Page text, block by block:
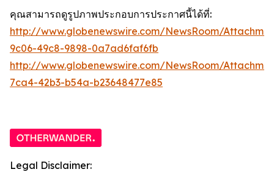
คุณสามารถดูรูปภาพประกอบการประกาศนี้ได้ที่:
http://www.globenewswire.com/NewsRoom/
9c06-49c8-9898-0a7ad6faf6fb
http://www.globenewswire.com/NewsRoom/
7ca4-42b3-b54a-b23648477e85
Legal Disclaimer: